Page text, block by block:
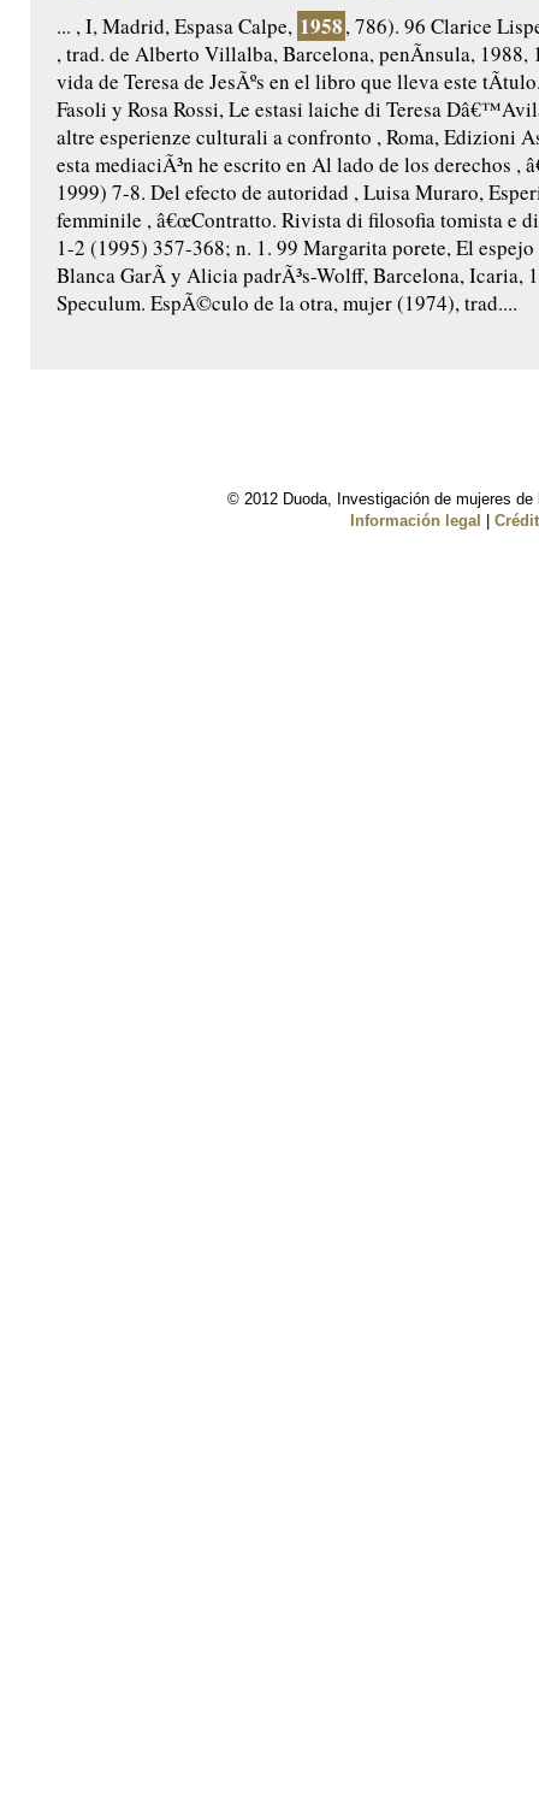
... , I, Madrid, Espasa Calpe, 1958, 786). 96 Clarice
, trad. de Alberto Villalba, Barcelona, penÃ­nsula, 1988,
vida de Teresa de JesÃºs en el libro que lleva este
Fasoli y Rosa Rossi, Le estasi laiche di Teresa
altre esperienze culturali a confronto , Roma, Edizioni
esta mediaciÃ³n he escrito en Al lado de los derechos
1999) 7-8. Del efecto de autoridad , Luisa Muraro,
femminile , â€œContratto. Rivista di filosofia tomista e
1-2 (1995) 357-368; n. 1. 99 Margarita porete, El
Blanca GarÃ­ y Alicia padrÃ³s-Wolff, Barcelona, Icaria,
Speculum. EspÃ©culo de la otra, mujer (1974), trad....
© 2012 Duoda, Investigación de mujeres
Información legal